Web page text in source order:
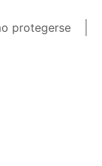
protegerse